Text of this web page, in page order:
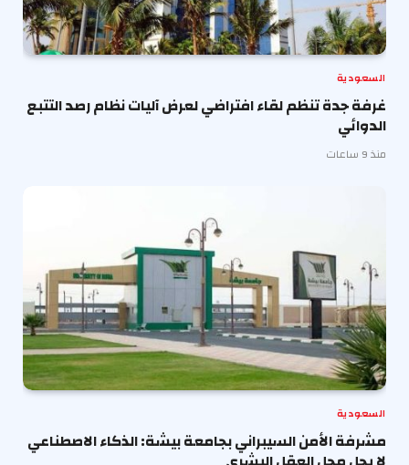
السعودية
غرفة جدة تنظم لقاء افتراضي لعرض آليات نظام رصد التتبع
الدوائي
منذ 9 ساعات
السعودية
مشرفة الأمن السيبراني بجامعة بيشة: الذكاء الاصطناعي